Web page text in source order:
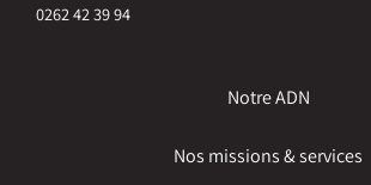
0262 42 39 94
Notre ADN
Nos missions & services